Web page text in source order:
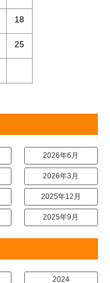
18
25
2026年6月
2026年3月
2025年12月
2025年9月
2024